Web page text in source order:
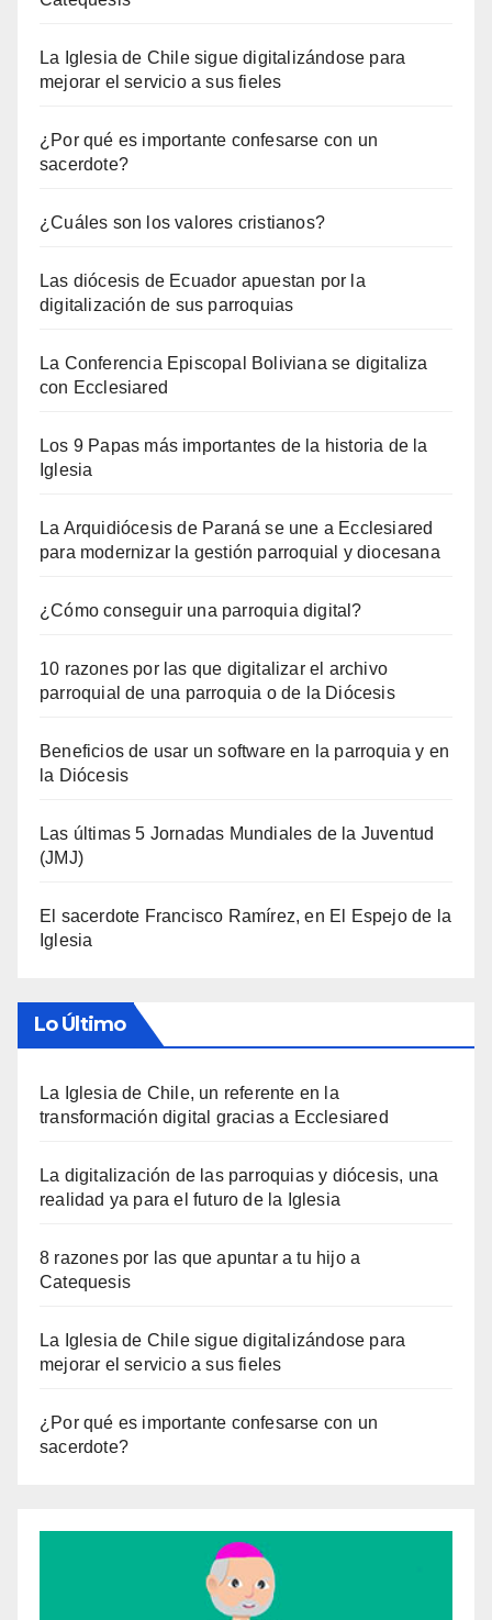
La Iglesia de Chile sigue digitalizándose para
mejorar el servicio a sus fieles
¿Por qué es importante confesarse con un
sacerdote?
¿Cuáles son los valores cristianos?
Las diócesis de Ecuador apuestan por la
digitalización de sus parroquias
La Conferencia Episcopal Boliviana se digitaliza
con Ecclesiared
Los 9 Papas más importantes de la historia de la
Iglesia
La Arquidiócesis de Paraná se une a Ecclesiared
para modernizar la gestión parroquial y diocesana
¿Cómo conseguir una parroquia digital?
10 razones por las que digitalizar el archivo
parroquial de una parroquia o de la Diócesis
Beneficios de usar un software en la parroquia y en
la Diócesis
Las últimas 5 Jornadas Mundiales de la Juventud
(JMJ)
El sacerdote Francisco Ramírez, en El Espejo de la
Iglesia
Lo Último
La Iglesia de Chile, un referente en la
transformación digital gracias a Ecclesiared
La digitalización de las parroquias y diócesis, una
realidad ya para el futuro de la Iglesia
8 razones por las que apuntar a tu hijo a
Catequesis
La Iglesia de Chile sigue digitalizándose para
mejorar el servicio a sus fieles
¿Por qué es importante confesarse con un
sacerdote?